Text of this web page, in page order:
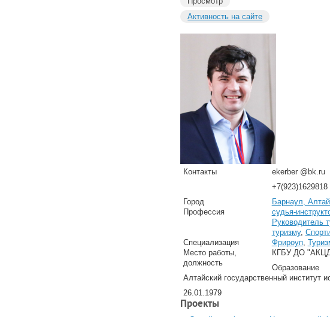
Активность на сайте
Контакты
ekerber @bk.ru
+7(923)1629818
Город
Барнаул,
Профессия
судья-
Руководитель
туризму,
Специализация
Фрироуп,
Место работы,
должность
КГБУ ДО
Образование
Алтайский государственный институт
26.01.1979
Проекты